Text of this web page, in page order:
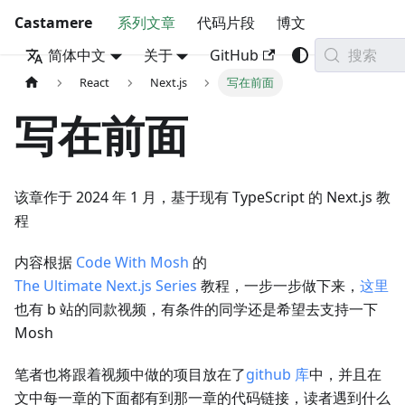
Castamere 系列文章 代码片段
博文
简体中文
关于 GitHub 搜索
React Next.js 写在前面
写在前面
该章作于 2024 年 1 月，基于现有 TypeScript 的 Next.js 教
程
内容根据 Code With Mosh 的
The Ultimate Next.js Series 教程，一步一步做下来， 这里
也有 b 站的同款视频，有条件的同学还是希望去支持一下
Mosh
笔者也将跟着视频中做的项目放在了github 库中，并且在
文中每一章的下面都有到那一章的代码链接，读者遇到什么